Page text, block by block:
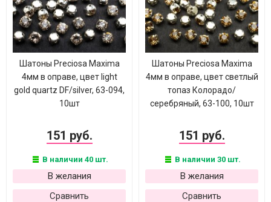
Шатоны Preciosa Maxima
4мм в оправе, цвет light
gold quartz DF/silver, 63-094,
10шт
151 руб.
В наличии 40 шт.
В желания
Сравнить
Шатоны Preciosa Maxima
4мм в оправе, цвет светлый
топаз Колорадо/
серебряный, 63-100, 10шт
151 руб.
В наличии 30 шт.
В желания
Сравнить